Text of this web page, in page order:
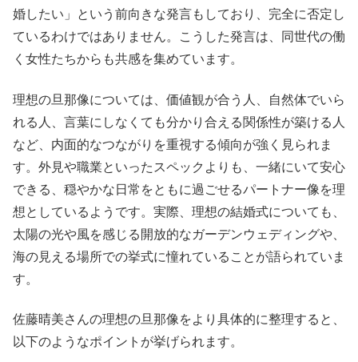
婚したい」という前向きな発言もしており、完全に否定し
ているわけではありません。こうした発言は、同世代の働
く女性たちからも共感を集めています。
理想の旦那像については、価値観が合う人、自然体でいら
れる人、言葉にしなくても分かり合える関係性が築ける人
など、内面的なつながりを重視する傾向が強く見られま
す。外見や職業といったスペックよりも、一緒にいて安心
できる、穏やかな日常をともに過ごせるパートナー像を理
想としているようです。実際、理想の結婚式についても、
太陽の光や風を感じる開放的なガーデンウェディングや、
海の見える場所での挙式に憧れていることが語られていま
す。
佐藤晴美さんの理想の旦那像をより具体的に整理すると、
以下のようなポイントが挙げられます。